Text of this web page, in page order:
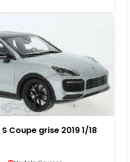
Coupe grise 2019 1/18